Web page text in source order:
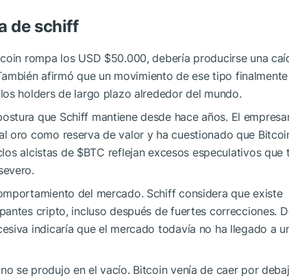
de schiff
rompa los USD $50.000, debería producirse una
afirmó que un movimiento de ese tipo finalmente
holders de largo plazo alrededor del mundo.
que Schiff mantiene desde hace años. El
oro como reserva de valor y ha cuestionado que
alcistas de $BTC reflejan excesos especulativos que
del mercado. Schiff considera que existe
cripto, incluso después de fuertes correcciones.
indicaría que el mercado todavía no ha llegado a
se produjo en el vacío. Bitcoin venía de caer por